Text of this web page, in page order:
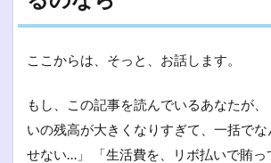
ここからは、そっと、お話します。
もし、この記事を読んでいるあなたが
いの残高が大きくなりすぎて、一括で
せない…」 「生活費を、リボ払いで賄っ